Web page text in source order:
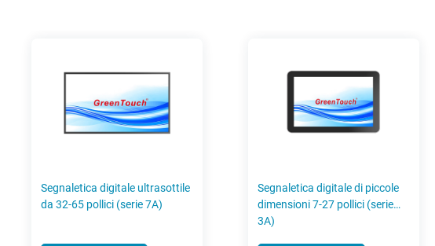
Segnaletica digitale ultrasottile
da 32-65 pollici (serie 7A)
Segnaletica digitale di piccole
dimensioni 7-27 pollici (serie
3A)